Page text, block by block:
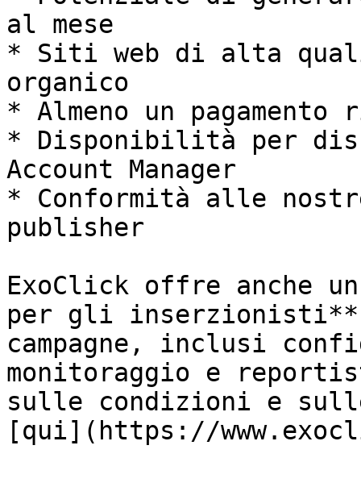
al mese
* Siti web di alta
organico
* Almeno un
* Disponibilità per
Account Manager
* Conformità alle
publisher
ExoClick offre anche
per gli
campagne, inclusi
monitoraggio e
sulle condizioni e
[qui](https://